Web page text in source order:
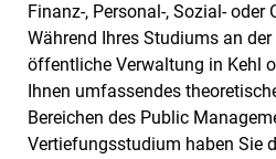
Finanz-, Personal-, Sozial- oder
Während Ihres Studiums an
öffentliche Verwaltung in Kehl
Ihnen umfassendes
Bereichen des Public
Vertiefungsstudium haben Sie